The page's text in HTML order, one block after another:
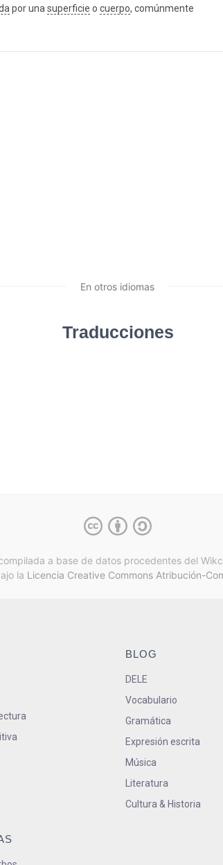
por unasuperficie o cuerpo, comúnmente
En otros idiomas
Traducciones
a base de datos procedentes del
la Licencia Creative Commons Atribución-
BLOG
DELE
Vocabulario
Gramática
Expresión escrita
Música
Literatura
Cultura & Historia